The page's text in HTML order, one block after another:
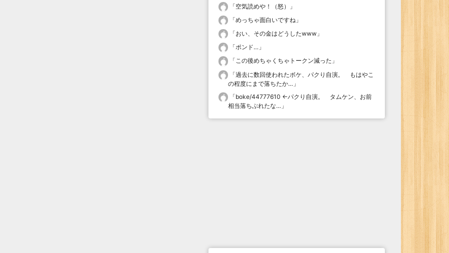
「空気読めや！（怒）
」
「めっちゃ面白いですね 」
「おい、その金はどうしたwww 」
「ポンド… 」
「この後めちゃくちゃトークン減った 」
「過去に数回使われたボケ、パクり自演。 もはやこ
の程度にまで落ちたか… 」
「boke/44777610 ←パクり自演。 タムケン、お前
相当落ちぶれたな… 」